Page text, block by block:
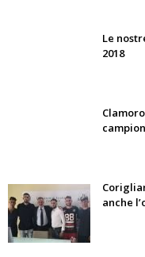
Le
2018
anche